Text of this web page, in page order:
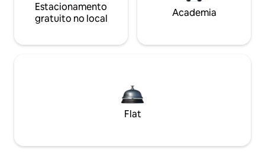
Estacionamento
gratuito no local
Academia
Flat